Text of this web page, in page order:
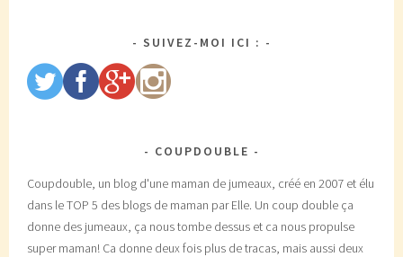
SUIVEZ-MOI ICI :
COUPDOUBLE
Coupdouble, un blog d'une maman de jumeaux, créé en 2007 et élu
dans le TOP 5 des blogs de maman par Elle. Un coup double ça
donne des jumeaux, ça nous tombe dessus et ca nous propulse
super maman! Ca donne deux fois plus de tracas, mais aussi deux